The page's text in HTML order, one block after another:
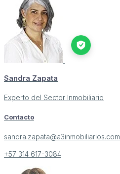
Sandra Zapata
Experto del Sector Inmobiliario
Contacto
sandra.zapata@a3inmobiliarios.com
+57 314 617-3084